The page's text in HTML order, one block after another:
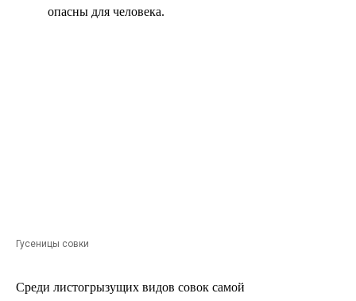
опасны для человека.
Гусеницы совки
Среди листогрызущих видов совок самой